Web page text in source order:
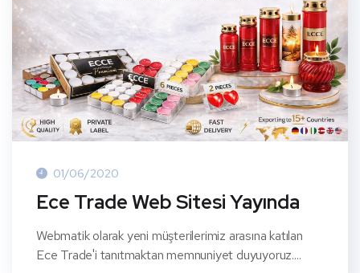
01/06/2020
Ece Trade Web Sitesi Yayında
Webmatik olarak yeni müşterilerimiz arasına katılan
Ece Trade'i tanıtmaktan memnuniyet duyuyoruz....